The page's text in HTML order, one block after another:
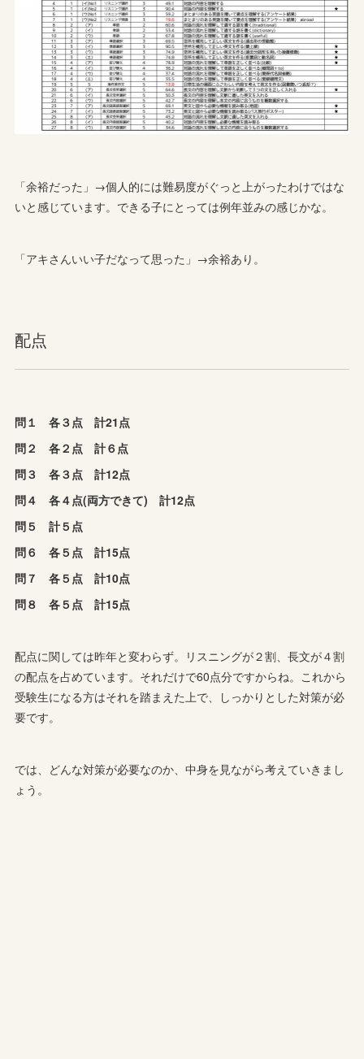
「余裕だった」→個人的には難易度がぐっと上がったわけではな
いと感じています。できる子にとっては例年並みの感じかな。
「アキさんいい子だなって思った」→余裕あり。
配点
問１ 各３点 計21点
問２ 各２点 計６点
問３ 各３点 計12点
問４ 各４点(両方できて) 計12点
問５ 計５点
問６ 各５点 計15点
問７ 各５点 計10点
問８ 各５点 計15点
配点に関しては昨年と変わらず。リスニングが２割、長文が４割
の配点を占めています。それだけで60点分ですからね。これから
受験生になる方はそれを踏まえた上で、しっかりとした対策が必
要です。
では、どんな対策が必要なのか、中身を見ながら考えていきまし
ょう。